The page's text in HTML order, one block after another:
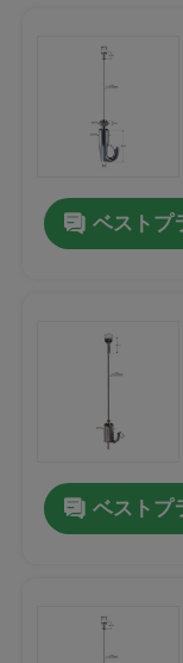
私達について
ベストプ
ベストプ